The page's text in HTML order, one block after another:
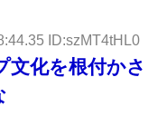
ID:szMT4tHL0
文化を根付かさ